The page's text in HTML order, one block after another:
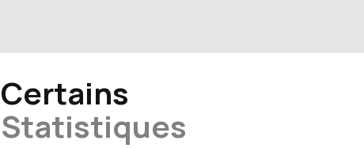
Certains
Statistiques